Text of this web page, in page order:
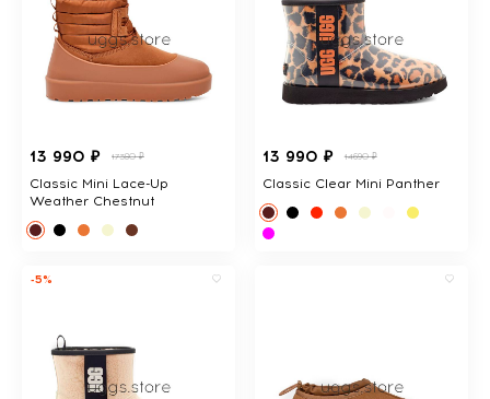
13 990 ₽ 17380 ₽
Classic Mini Lace-Up
Weather Chestnut
13 990 ₽ 14690 ₽
Classic Clear Mini Panther
-5%